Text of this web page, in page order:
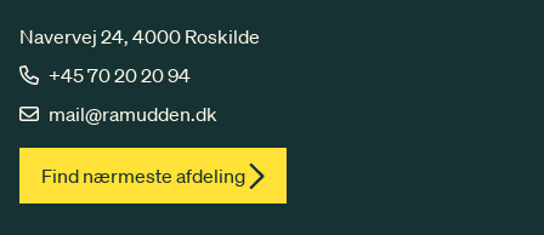
Navervej 24, 4000 Roskilde
+45 70 20 20 94
mail@ramudden.dk
Find nærmeste afdeling